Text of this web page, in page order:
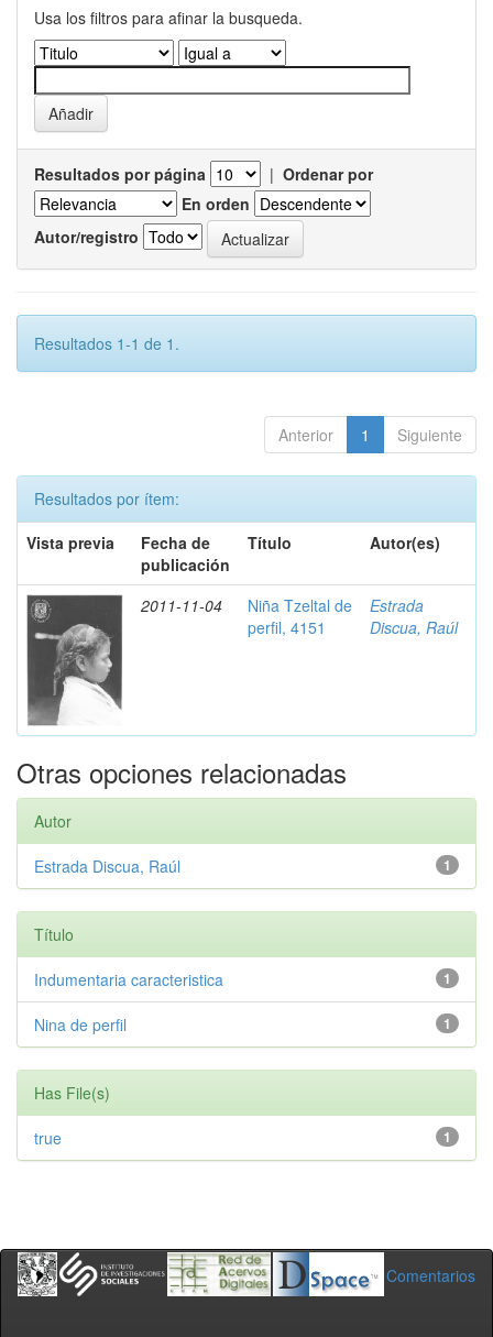
Usa los filtros para afinar la busqueda.
Resultados por página | Ordenar por
En orden
Autor/registro
Resultados 1-1 de 1.
Anterior 1 Siguiente
Resultados por ítem:
Vista previa
Fecha de
publicación
Título Autor(es)
2011-11-04
Niña Tzeltal de
perfil, 4151
Estrada
Discua, Raúl
Otras opciones relacionadas
Autor
1
Estrada Discua, Raúl
Título
1
Indumentaria caracteristica
1
Nina de perfil
Has File(s)
1
true
Comentarios